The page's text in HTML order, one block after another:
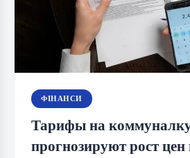
ФІНАНСИ
Тарифы на
прогнозируют рост цен